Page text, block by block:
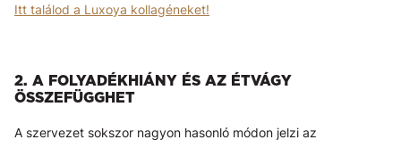
Itt találod a Luxoya kollagéneket!
2. A FOLYADÉKHIÁNY ÉS AZ ÉTVÁGY
ÖSSZEFÜGGHET
A szervezet sokszor nagyon hasonló módon jelzi az